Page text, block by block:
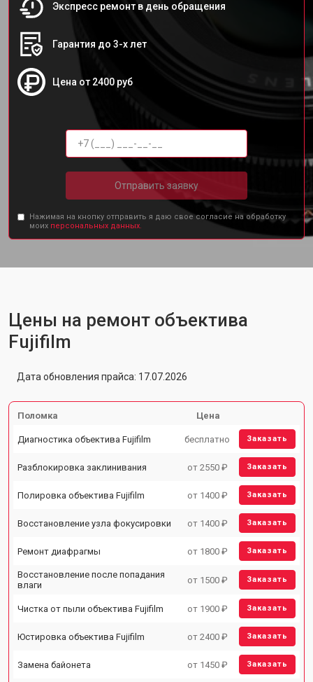
Экспресс ремонт в день обращения
Гарантия до 3-х лет
Цена от 2400 руб
Отправить заявку
Нажимая на кнопку отправить я даю свое согласие на обработку
моих персональных данных.
Цены на ремонт объектива
Fujifilm
Дата обновления прайса: 17.07.2026
Поломка Цена
Диагностика объектива Fujifilm бесплатно Заказать
Разблокировка заклинивания от 2550 ₽ Заказать
Полировка объектива Fujifilm от 1400 ₽ Заказать
Восстановление узла фокусировки от 1400 ₽ Заказать
Ремонт диафрагмы от 1800 ₽ Заказать
Восстановление после попадания
влаги
от 1500 ₽ Заказать
Чистка от пыли объектива Fujifilm от 1900 ₽ Заказать
Юстировка объектива Fujifilm от 2400 ₽ Заказать
Замена байонета от 1450 ₽ Заказать